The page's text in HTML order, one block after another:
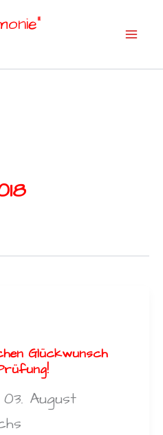
Glückwunsch
August